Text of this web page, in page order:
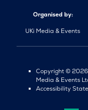
Organised by:
UKi Media & Events
Copyright © 2026
Media & Events
Accessibility